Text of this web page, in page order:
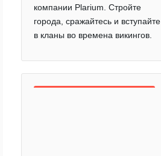
компании Plarium. Стройте
города, сражайтесь и вступайте
в кланы во времена викингов.